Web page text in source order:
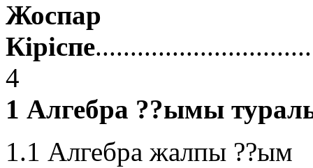
Жоспар
Кіріспе
4
1 Алгебра ??ымы
1.1 Алгебра жалпы ??ым